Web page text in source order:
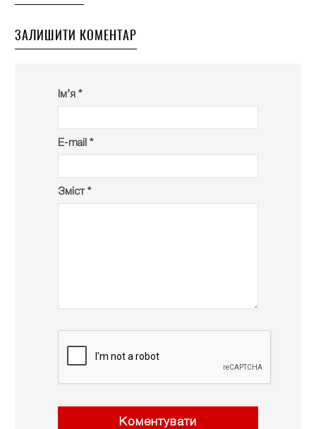
ЗАЛИШИТИ КОМЕНТАР
Ім’я *
E-mail *
Зміст *
Коментувати